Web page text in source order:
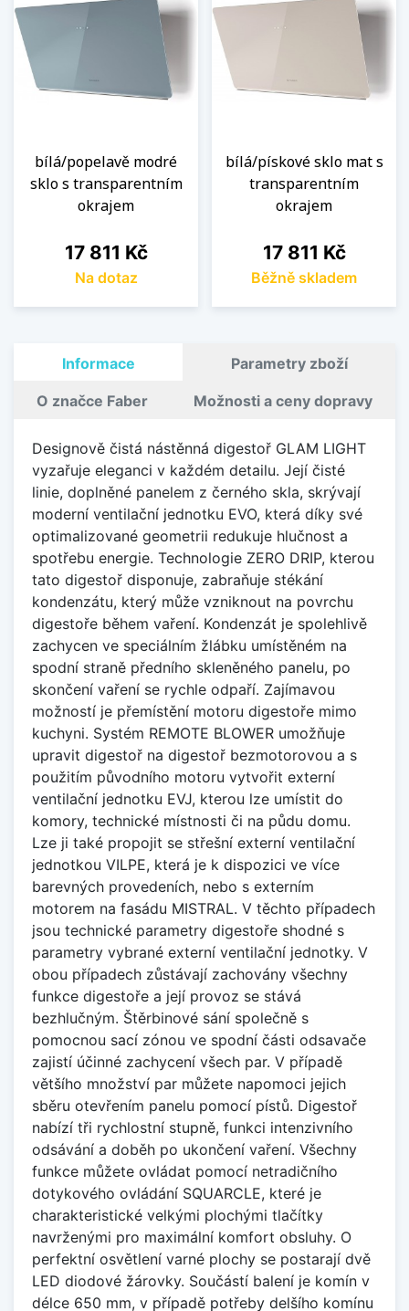
bílá/popelavě modré
sklo s transparentním
okrajem
Cena
17 811 Kč
Na dotaz
bílá/pískové sklo mat s
transparentním
okrajem
Cena
17 811 Kč
Běžně skladem
Informace Parametry zboží
O značce Faber Možnosti a ceny dopravy
Designově čistá nástěnná digestoř GLAM LIGHT
vyzařuje eleganci v každém detailu. Její čisté
linie, doplněné panelem z černého skla, skrývají
moderní ventilační jednotku EVO, která díky své
optimalizované geometrii redukuje hlučnost a
spotřebu energie. Technologie ZERO DRIP, kterou
tato digestoř disponuje, zabraňuje stékání
kondenzátu, který může vzniknout na povrchu
digestoře během vaření. Kondenzát je spolehlivě
zachycen ve speciálním žlábku umístěném na
spodní straně předního skleněného panelu, po
skončení vaření se rychle odpaří. Zajímavou
možností je přemístění motoru digestoře mimo
kuchyni. Systém REMOTE BLOWER umožňuje
upravit digestoř na digestoř bezmotorovou a s
použitím původního motoru vytvořit externí
ventilační jednotku EVJ, kterou lze umístit do
komory, technické místnosti či na půdu domu.
Lze ji také propojit se střešní externí ventilační
jednotkou VILPE, která je k dispozici ve více
barevných provedeních, nebo s externím
motorem na fasádu MISTRAL. V těchto případech
jsou technické parametry digestoře shodné s
parametry vybrané externí ventilační jednotky. V
obou případech zůstávají zachovány všechny
funkce digestoře a její provoz se stává
bezhlučným. Štěrbinové sání společně s
pomocnou sací zónou ve spodní části odsavače
zajistí účinné zachycení všech par. V případě
většího množství par můžete napomoci jejich
sběru otevřením panelu pomocí pístů. Digestoř
nabízí tři rychlostní stupně, funkci intenzivního
odsávání a doběh po ukončení vaření. Všechny
funkce můžete ovládat pomocí netradičního
dotykového ovládání SQUARCLE, které je
charakteristické velkými plochými tlačítky
navrženými pro maximální komfort obsluhy. O
perfektní osvětlení varné plochy se postarají dvě
LED diodové žárovky. Součástí balení je komín v
délce 650 mm, v případě potřeby delšího komínu